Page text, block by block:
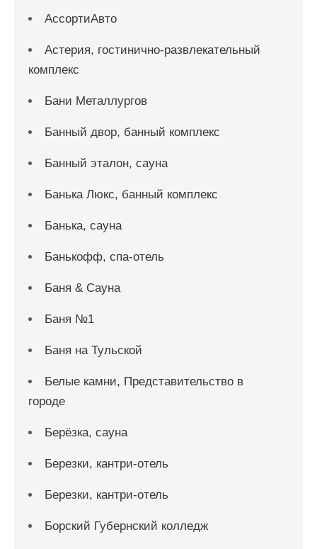
АссортиАвто
Астерия, гостинично-развлекательный
комплекс
Бани Металлургов
Банный двор, банный комплекс
Банный эталон, сауна
Банька Люкс, банный комплекс
Банька, сауна
Банькофф, спа-отель
Баня & Сауна
Баня №1
Баня на Тульской
Белые камни, Представительство в
городе
Берёзка, сауна
Березки, кантри-отель
Березки, кантри-отель
Борский Губернский колледж